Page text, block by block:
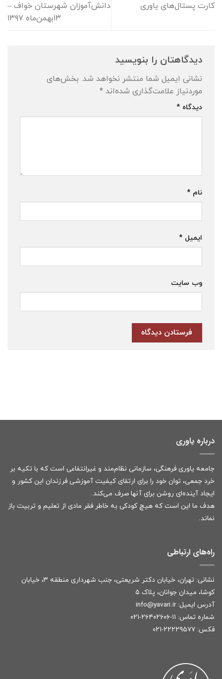
کارت پستال‌های یاوری
دانش‌آموزان شهرستان خواف –
۱۳بهمن‌ماه ۱۳۹۷
دیدگاهتان را بنویسید
نشانی ایمیل شما منتشر نخواهد شد. بخش‌های
موردنیاز علامت‌گذاری شده‌اند *
دیدگاه *
نام *
ایمیل *
وب‌ سایت
درباره یاوری
جامعه یاوری فرهنگی، سازمانی نظام‌مند و غیرانتفاعی است که با تکیه بر
خرد جمعی، توان خود را برای ارتقای کیفیت آموزشی فرزندان این کشور و
ایجاد آینده‌ای روشن برای آنها صرف می‌کند.
هدف ما این است که هیچ کودکی به خاطر فقر مادی از تعلیم و تربیت باز
نماند.
راه‌های ارتباطی
نشانی: تهران، خیابان دکتر شریعتی، جنب شهرداری منطقه ۳، خیابان
کوشا، میدان جوانان، پلاک ۵
آدرس ایمیل: info@yavari.ir
شماره تماس: ۱۱-۲۶۴۰۲۶۰۶-۰۲۱
فکس: ۲۲۲۲۹۵۷۷-۰۲۱